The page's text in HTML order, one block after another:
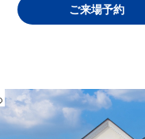
ご来場予約